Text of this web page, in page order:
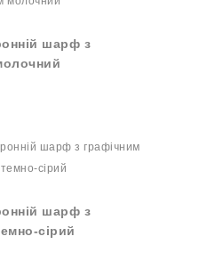
шарф з
шарф з
сірий